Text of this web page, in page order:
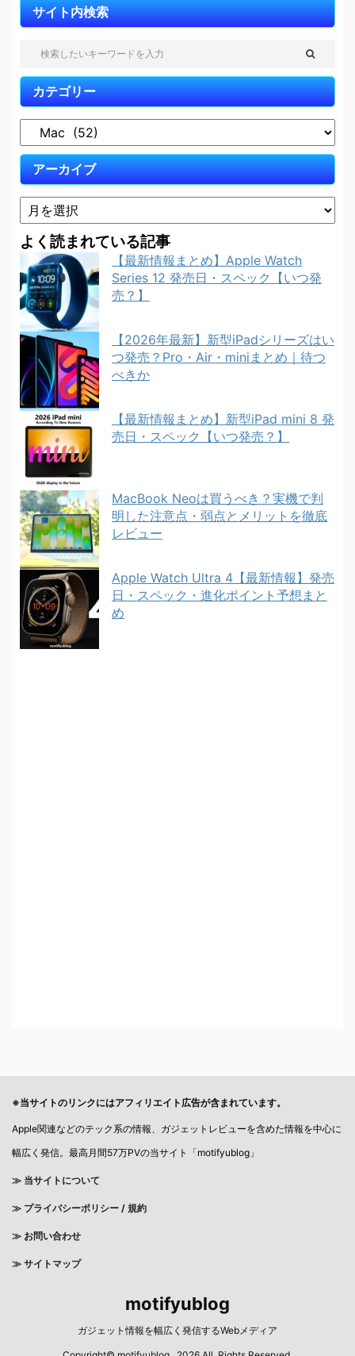
サイト内検索
カテゴリー
アーカイブ
よく読まれている記事
【最新情報まとめ】Apple Watch
Series 12 発売日・スペック【いつ発
売？】
【2026年最新】新型iPadシリーズはい
つ発売？Pro・Air・miniまとめ｜待つ
べきか
【最新情報まとめ】新型iPad mini 8 発
売日・スペック【いつ発売？】
MacBook Neoは買うべき？実機で判
明した注意点・弱点とメリットを徹底
レビュー
Apple Watch Ultra 4【最新情報】発売
日・スペック・進化ポイント予想まと
め
※当サイトのリンクにはアフィリエイト広告が含まれています。
Apple関連などのテック系の情報、ガジェットレビューを含めた情報を中心に
幅広く発信。最高月間57万PVの当サイト「motifyublog」
≫ 当サイトについて
≫ プライバシーポリシー / 規約
≫ お問い合わせ
≫ サイトマップ
motifyublog
ガジェット情報を幅広く発信するWebメディア